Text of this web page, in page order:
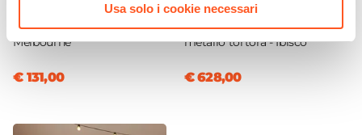
Usa solo i cookie necessari
cm tutta capienza in
polietilene tortora -
Melbourne
€ 131,00
cm top effetto legno e 6
sedie con braccioli in
metallo tortora - Ibisco
€ 628,00